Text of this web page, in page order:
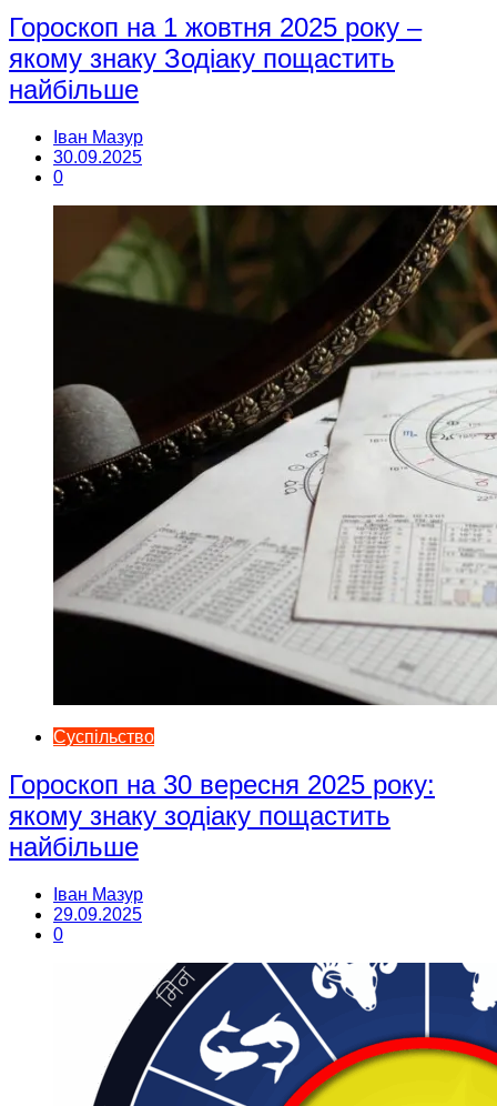
Гороскоп на 1 жовтня 2025 року –
якому знаку Зодіаку пощастить
найбільше
Іван Мазур
30.09.2025
0
Суспільство
Гороскоп на 30 вересня 2025 року:
якому знаку зодіаку пощастить
найбільше
Іван Мазур
29.09.2025
0